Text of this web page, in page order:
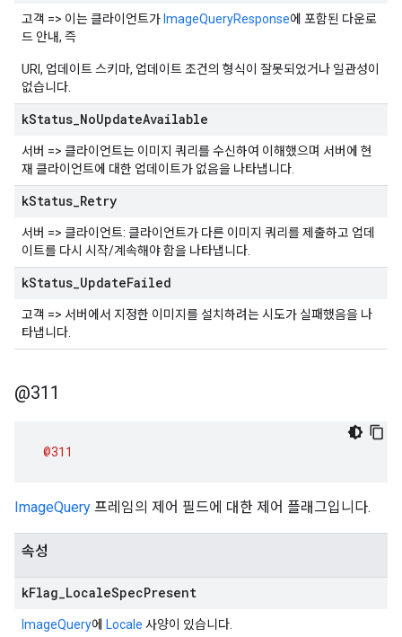
고객 => 이는 클라이언트가 ImageQueryResponse에 포함된 다운로
드 안내, 즉
URI, 업데이트 스키마, 업데이트 조건의 형식이 잘못되었거나 일관성이
없습니다.
kStatus NoUpdateAvailable
서버 => 클라이언트는 이미지 쿼리를 수신하여 이해했으며 서버에 현
재 클라이언트에 대한 업데이트가 없음을 나타냅니다.
kStatus Retry
서버 => 클라이언트: 클라이언트가 다른 이미지 쿼리를 제출하고 업데
이트를 다시 시작/계속해야 함을 나타냅니다.
kStatus UpdateFailed
고객 => 서버에서 지정한 이미지를 설치하려는 시도가 실패했음을 나
타냅니다.
@311
@311
ImageQuery 프레임의 제어 필드에 대한 제어 플래그입니다.
속성
kFlag LocaleSpecPresent
ImageQuery에 Locale 사양이 있습니다.